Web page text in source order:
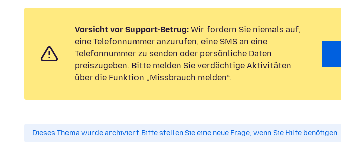
Vorsicht vor Support-Betrug: Wir fordern Sie niemals auf,
eine Telefonnummer anzurufen, eine SMS an eine
Telefonnummer zu senden oder persönliche Daten
preiszugeben. Bitte melden Sie verdächtige Aktivitäten
über die Funktion „Missbrauch melden“.
Dieses Thema wurde archiviert.Bitte stellen Sie eine neue Frage, wenn Sie Hilfe benötigen.